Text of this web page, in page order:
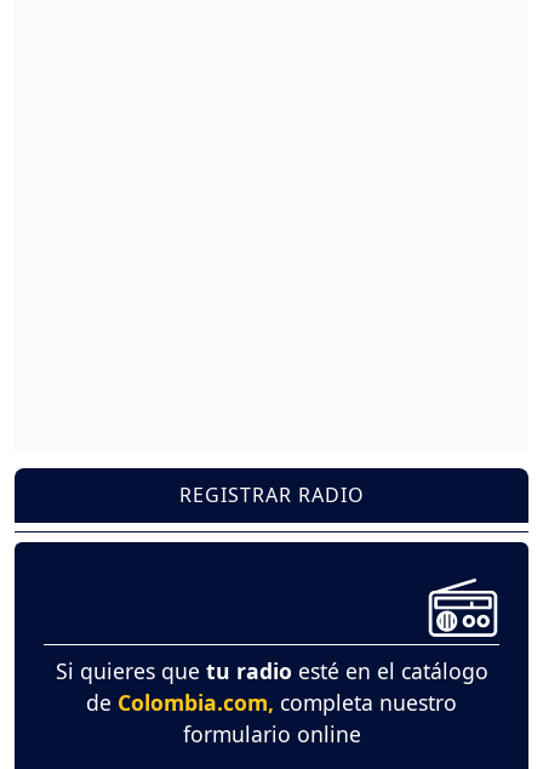
REGISTRAR RADIO
Si quieres que tu radio esté en el catálogo
de Colombia.com, completa nuestro
formulario online